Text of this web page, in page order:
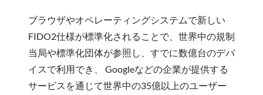
ブラウザやオペレーティングシステムで新しい
FIDO2仕様が標準化されることで、世界中の規制
当局や標準化団体が参照し、すでに数億台のデバ
イスで利用でき、 Googleなどの企業が提供する
サービスを通じて世界中の35億以上のユーザー